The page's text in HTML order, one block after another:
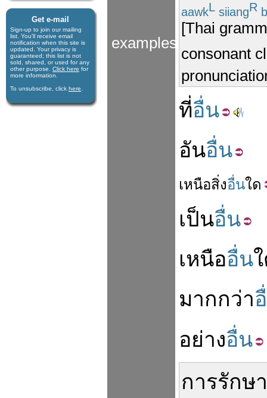
Get e-mail
Sign-up to join our mail­ing
list. You'll receive e­mail
notification when this site is
updated. Your privacy is
guaran­teed; this list is not
sold, shared, or used for any
other purpose. Click here for
more infor­mation.
To unsubscribe, click here
examples
aawkL siiangR
[Thai
consonant
ที่อื่น
อันอื่น
เหนือสิ่งอื่นใด
เป็นอื่น
เหนืออื่น
มากกว่า
อย่างอื่น
การรักษา